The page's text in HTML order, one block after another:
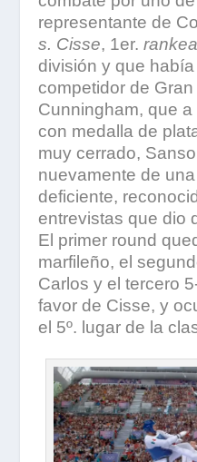
representante de
s. Cisse, 1er.
división y que
competidor de
Cunningham, que
con medalla de
muy cerrado,
nuevamente de
deficiente,
entrevistas que dio
El primer round
marfileño, el
Carlos y el tercero
favor de Cisse, y
el 5º. lugar de la